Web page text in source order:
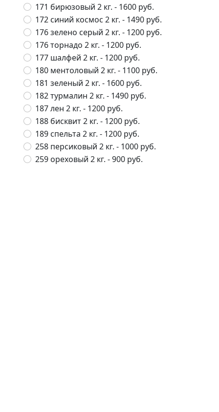
171 бирюзовый 2 кг. - 1600 руб.
172 синий космос 2 кг. - 1490 руб.
176 зелено серый 2 кг. - 1200 руб.
176 торнадо 2 кг. - 1200 руб.
177 шалфей 2 кг. - 1200 руб.
180 ментоловый 2 кг. - 1100 руб.
181 зеленый 2 кг. - 1600 руб.
182 турмалин 2 кг. - 1490 руб.
187 лен 2 кг. - 1200 руб.
188 бисквит 2 кг. - 1200 руб.
189 спельта 2 кг. - 1200 руб.
258 персиковый 2 кг. - 1000 руб.
259 ореховый 2 кг. - 900 руб.